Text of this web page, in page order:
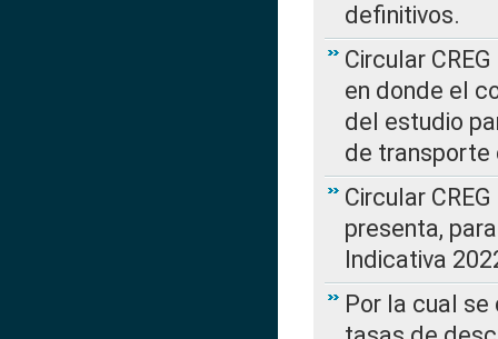
definitivos.
Circular
en donde el
del estudio
de transporte
Circular
presenta,
Indicativa
Por la cual